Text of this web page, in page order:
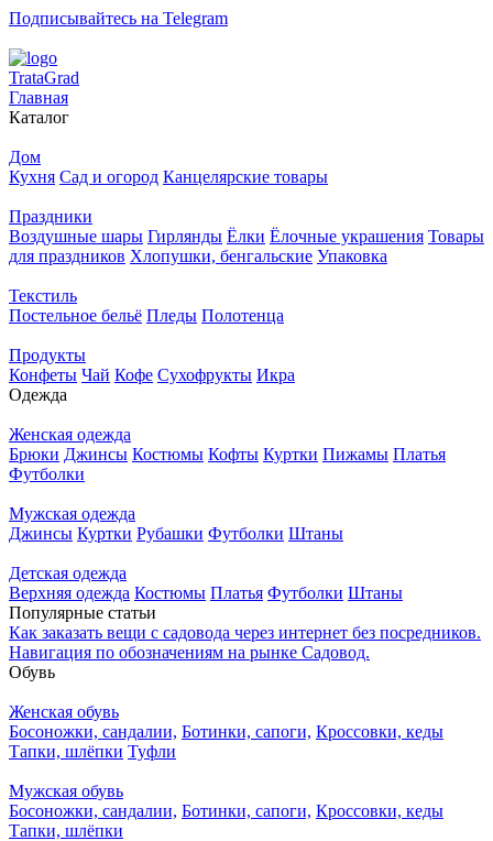
Подписывайтесь на Telegram
TrataGrad
Главная
Каталог
Дом
Кухня Сад и огород Канцелярские товары
Праздники
Воздушные шары Гирлянды Ёлки Ёлочные украшения Товары
для праздников Хлопушки, бенгальские Упаковка
Текстиль
Постельное бельё Пледы Полотенца
Продукты
Конфеты Чай Кофе Сухофрукты Икра
Одежда
Женская одежда
Брюки Джинсы Костюмы Кофты Куртки Пижамы Платья
Футболки
Мужская одежда
Джинсы Куртки Рубашки Футболки Штаны
Детская одежда
Верхняя одежда Костюмы Платья Футболки Штаны
Популярные статьи
Как заказать вещи с садовода через интернет без посредников.
Навигация по обозначениям на рынке Садовод.
Обувь
Женская обувь
Босоножки, сандалии, Ботинки, сапоги, Кроссовки, кеды
Тапки, шлёпки Туфли
Мужская обувь
Босоножки, сандалии, Ботинки, сапоги, Кроссовки, кеды
Тапки, шлёпки